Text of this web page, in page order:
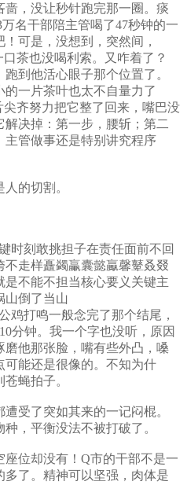
，没让秒针跑完那一圈。痰
名干部陪主管喝了47秒钟的一
可是，没想到，突然间，
茶也没喝利索。又咋着了？
到他活心眼子那个位置了。
一片茶叶也太不自量力了
尖齐努力把它整了回来，嘴巴没
决掉：第一步，腰斩；第二
主管做事还是特别讲究程序
的切割。
刻敢挑担子在责任面前不回
走样矗蠲臝囊懿驘馨鼙叒叕
不能不担当核心要义关键主
山倒了当山
鸣一般念完了那个结尾，
分钟。我一个字也没听，原因
他那张脸，嘴有些外凸，嗓
能还是很像的。不知为什
蝇拍子。
了突如其来的一记闷棍。
，平衡没法不被打破了。
位却没有！Q市的干部不是一
了。精神可以坚强，肉体是